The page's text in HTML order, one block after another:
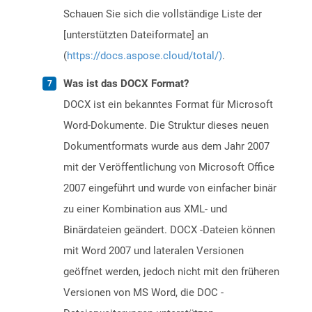
Schauen Sie sich die vollständige Liste der
[unterstützten Dateiformate] an
(https://docs.aspose.cloud/total/).
Was ist das DOCX Format?
DOCX ist ein bekanntes Format für Microsoft
Word-Dokumente. Die Struktur dieses neuen
Dokumentformats wurde aus dem Jahr 2007
mit der Veröffentlichung von Microsoft Office
2007 eingeführt und wurde von einfacher binär
zu einer Kombination aus XML- und
Binärdateien geändert. DOCX -Dateien können
mit Word 2007 und lateralen Versionen
geöffnet werden, jedoch nicht mit den früheren
Versionen von MS Word, die DOC -